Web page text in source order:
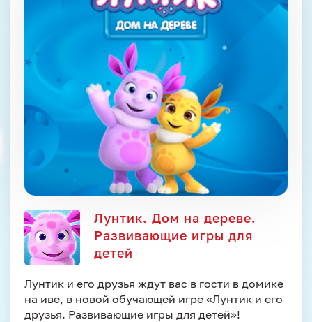
Лунтик. Дом на дереве.
Развивающие игры для
детей
Лунтик и его друзья ждут вас в гости в домике
на иве, в новой обучающей игре «Лунтик и его
друзья. Развивающие игры для детей»!